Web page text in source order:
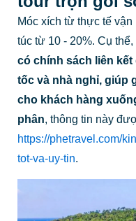
Móc xích từ thực tế
túc từ 10 - 20%. Cụ thể,
có chính sách liên
tốc và nhà nghỉ, giúp
cho khách hàng
phân, thông tin này
https://phetravel.com/
tot-va-uy-tin.